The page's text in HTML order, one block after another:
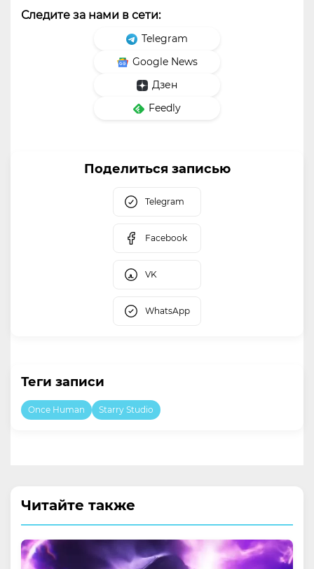
Следите за нами в сети:
Telegram
Google News
Дзен
Feedly
Поделиться записью
Telegram
Facebook
VK
WhatsApp
Теги записи
Once Human Starry Studio
Читайте также